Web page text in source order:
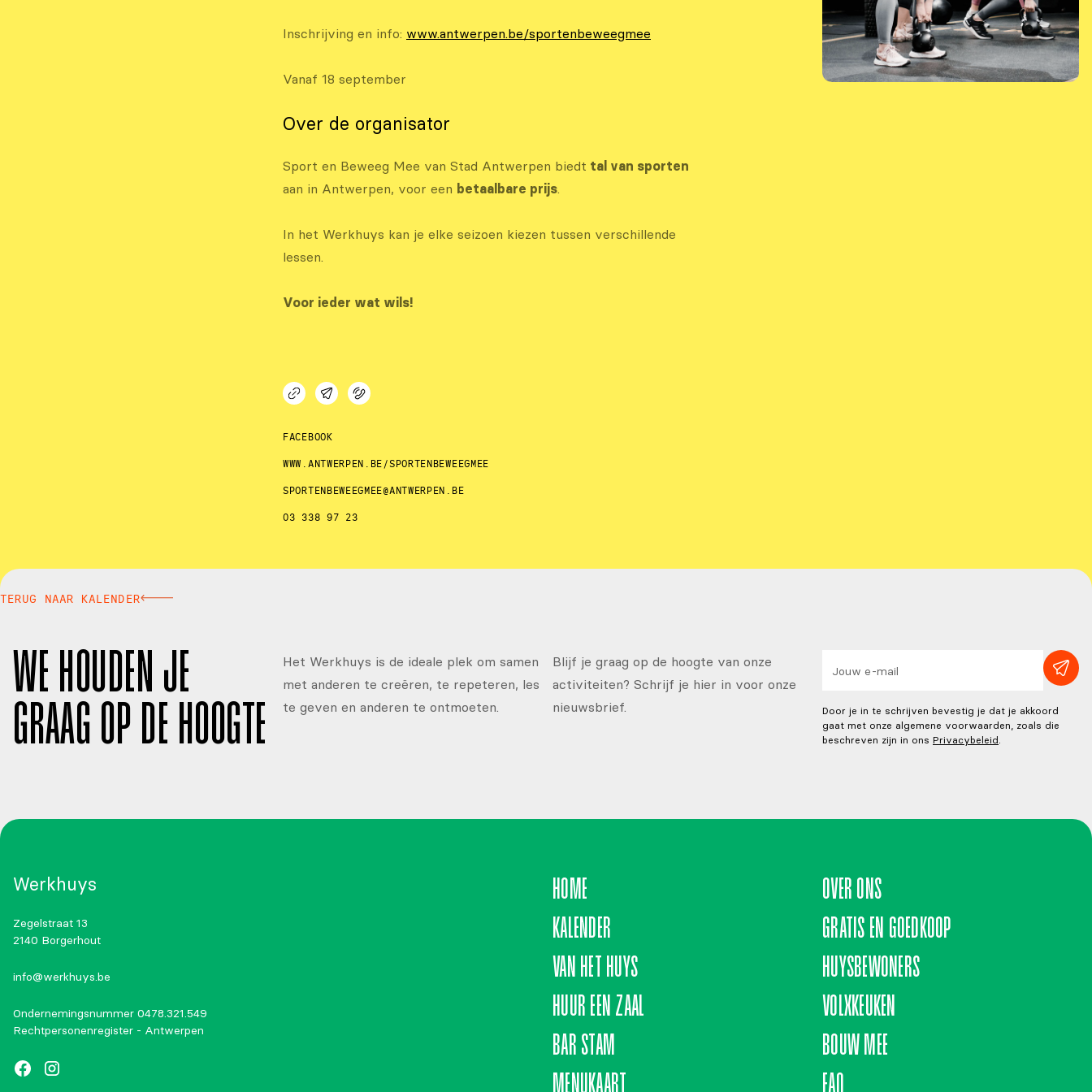
Inschrijving en info: www.antwerpen.be/sportenbeweegmee
Vanaf 18 september
Over de organisator
Sport en Beweeg Mee van Stad Antwerpen biedt tal van sporten
aan in Antwerpen, voor een betaalbare prijs.
In het Werkhuys kan je elke seizoen kiezen tussen verschillende
lessen.
Voor ieder wat wils!
FACEBOOK
WWW.ANTWERPEN.BE/SPORTENBEWEEGMEE
SPORTENBEWEEGMEE@ANTWERPEN.BE
03 338 97 23
TERUG NAAR KALENDER
WE HOUDEN JE
GRAAG OP DE HOOGTE
Het Werkhuys is de ideale plek om samen
met anderen te creëren, te repeteren, les
te geven en anderen te ontmoeten.
Blijf je graag op de hoogte van onze
activiteiten? Schrijf je hier in voor onze
nieuwsbrief.
Door je in te schrijven bevestig je dat je akkoord
gaat met onze algemene voorwaarden, zoals die
beschreven zijn in ons Privacybeleid.
Werkhuys
Zegelstraat 13
2140 Borgerhout
info@werkhuys.be
Ondernemingsnummer 0478.321.549
Rechtpersonenregister - Antwerpen
HOME
KALENDER
VAN HET HUYS
HUUR EEN ZAAL
BAR STAM
MENUKAART
OVER ONS
GRATIS EN GOEDKOOP
HUYSBEWONERS
VOLXKEUKEN
BOUW MEE
FAQ